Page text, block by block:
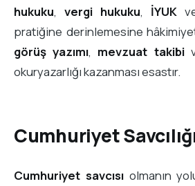
hukuku, vergi hukuku, İYUK
pratiğine derinlemesine
görüş yazımı, mevzuat takibi
okuryazarlığı kazanması esastır.
Cumhuriyet
Cumhuriyet savcısıolmanın